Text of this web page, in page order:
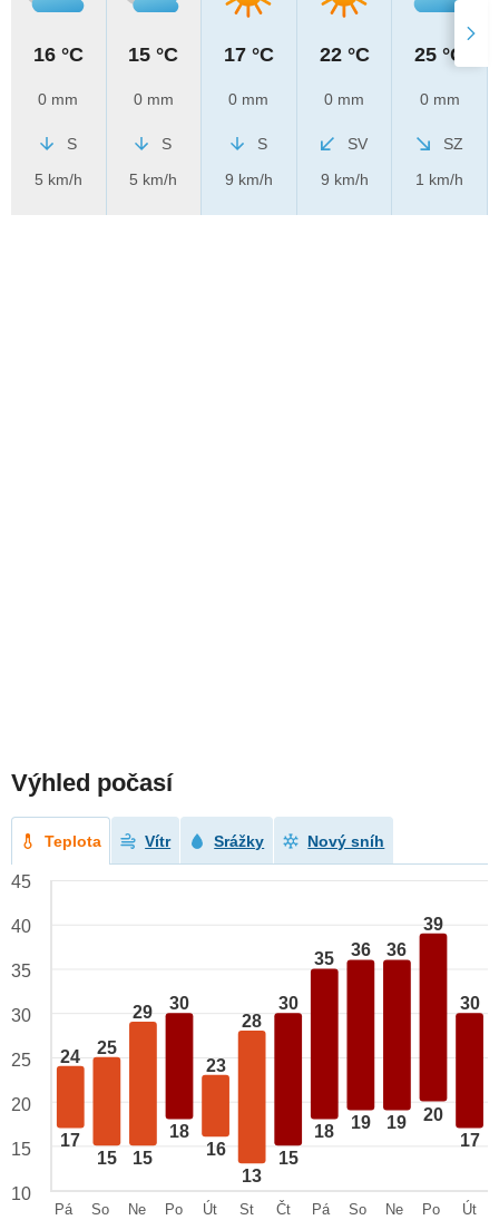
16 °C
0 mm
S
5 km/h
15 °C
0 mm
S
5 km/h
17 °C
0 mm
S
9 km/h
22 °C
0 mm
SV
9 km/h
25 °C
0 mm
SZ
1 km/h
Výhled počasí
Teplota Vítr Srážky Nový sníh
24
17
25
15
29
15
30
18
23
16
28
13
30
15
35
18
36
19
36
19
39
20
30
17
45
40
35
30
25
20
15
10
Pá
So
Ne
Po
Út
St
Čt
Pá
So
Ne
Po
Út